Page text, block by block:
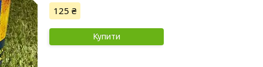
125 ₴
Купити